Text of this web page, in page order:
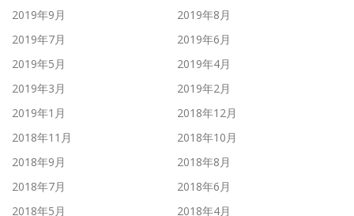
2019年9月
2019年8月
2019年7月
2019年6月
2019年5月
2019年4月
2019年3月
2019年2月
2019年1月
2018年12月
2018年11月
2018年10月
2018年9月
2018年8月
2018年7月
2018年6月
2018年5月
2018年4月